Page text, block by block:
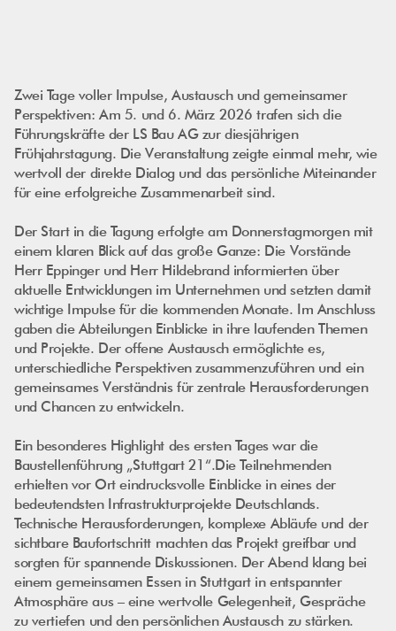
Zwei Tage voller Impulse, Austausch und gemeinsamer
Perspektiven: Am 5. und 6. März 2026 trafen sich die
Führungskräfte der LS Bau AG zur diesjährigen
Frühjahrstagung. Die Veranstaltung zeigte einmal mehr, wie
wertvoll der direkte Dialog und das persönliche Miteinander
für eine erfolgreiche Zusammenarbeit sind.
Der Start in die Tagung erfolgte am Donnerstagmorgen mit
einem klaren Blick auf das große Ganze: Die Vorstände
Herr Eppinger und Herr Hildebrand informierten über
aktuelle Entwicklungen im Unternehmen und setzten damit
wichtige Impulse für die kommenden Monate. Im Anschluss
gaben die Abteilungen Einblicke in ihre laufenden Themen
und Projekte. Der offene Austausch ermöglichte es,
unterschiedliche Perspektiven zusammenzuführen und ein
gemeinsames Verständnis für zentrale Herausforderungen
und Chancen zu entwickeln.
Ein besonderes Highlight des ersten Tages war die
Baustellenführung „Stuttgart 21“.Die Teilnehmenden
erhielten vor Ort eindrucksvolle Einblicke in eines der
bedeutendsten Infrastrukturprojekte Deutschlands.
Technische Herausforderungen, komplexe Abläufe und der
sichtbare Baufortschritt machten das Projekt greifbar und
sorgten für spannende Diskussionen. Der Abend klang bei
einem gemeinsamen Essen in Stuttgart in entspannter
Atmosphäre aus – eine wertvolle Gelegenheit, Gespräche
zu vertiefen und den persönlichen Austausch zu stärken.